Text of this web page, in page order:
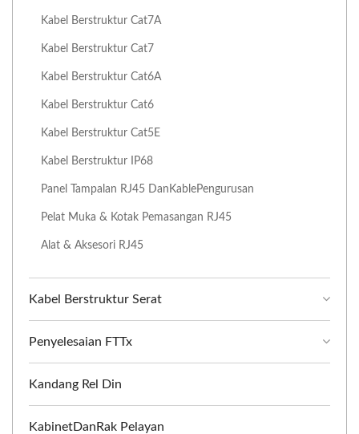
Kabel Berstruktur Cat7A
Kabel Berstruktur Cat7
Kabel Berstruktur Cat6A
Kabel Berstruktur Cat6
Kabel Berstruktur Cat5E
Kabel Berstruktur IP68
Panel Tampalan RJ45 DanKablePengurusan
Pelat Muka & Kotak Pemasangan RJ45
Alat & Aksesori RJ45
Kabel Berstruktur Serat
Penyelesaian FTTx
Kandang Rel Din
KabinetDanRak Pelayan